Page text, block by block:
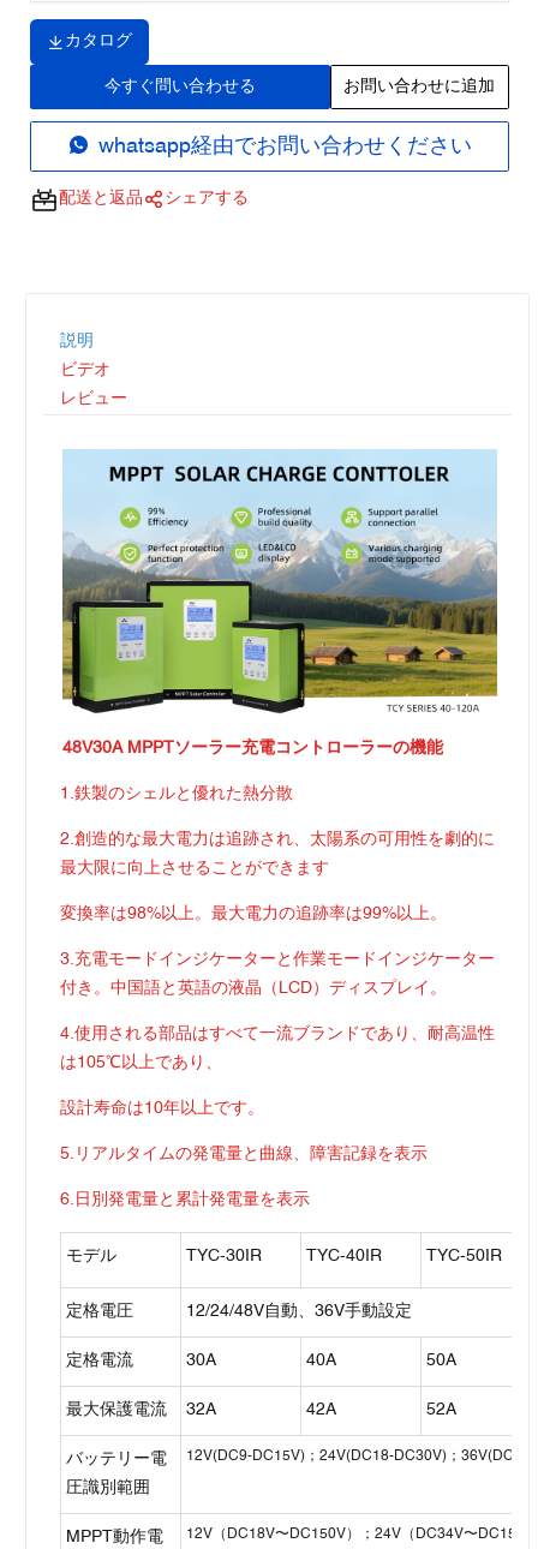
カタログ
今すぐ問い合わせる お問い合わせに追加
whatsapp経由でお問い合わせください
配送と返品 シェアする
説明
ビデオ
レビュー
48V30A MPPTソーラー充電コントローラーの機能
1.鉄製のシェルと優れた熱分散
2.創造的な最大電力は追跡され、太陽系の可用性を劇的に
最大限に向上させることができます
変換率は98%以上。最大電力の追跡率は99%以上。
3.充電モードインジケーターと作業モードインジケーター
付き。中国語と英語の液晶（LCD）ディスプレイ。
4.使用される部品はすべて一流ブランドであり、耐高温性
は105℃以上であり、
設計寿命は10年以上です。
5.リアルタイムの発電量と曲線、障害記録を表示
6.日別発電量と累計発電量を表示
モデル TYC-30IR TYC-40IR TYC-50IR
定格電圧 12/24/48V自動、36V手動設定
定格電流 30A 40A 50A
最大保護電流 32A 42A 52A
バッテリー電
圧識別範囲
12V(DC9-DC15V)；24V(DC18-DC30V)；
MPPT動作電 12V（DC18V〜DC150V）；24V（DC34V〜